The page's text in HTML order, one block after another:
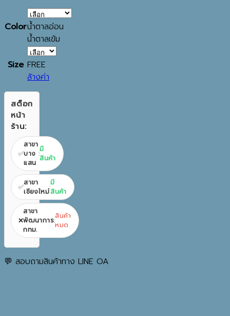
Colorน้ำตาลอ่อน
น้ำตาลเข้ม
Size FREE
ล้างค่า
สต็อก
หน้า
ร้าน:
✅
สาขา
บาง
แสน
:มี
สินค้า
✅สาขา
เชียงใหม่:มี
สินค้า
❌
สาขา
พัฒนาการ
กทม.
:สินค้า
หมด
💬 สอบถามสินค้าทาง LINE OA